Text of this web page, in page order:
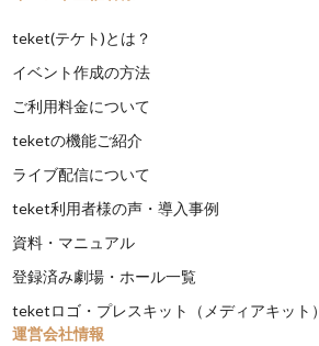
teket(テケト)とは？
イベント作成の方法
ご利用料金について
teketの機能ご紹介
ライブ配信について
teket利用者様の声・導入事例
資料・マニュアル
登録済み劇場・ホール一覧
teketロゴ・プレスキット（メディアキット）
運営会社情報